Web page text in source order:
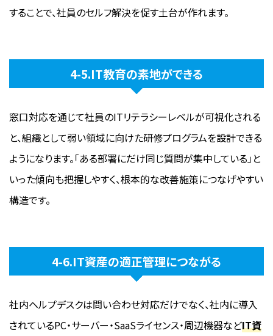
することで、社員のセルフ解決を促す土台が作れます。
4-5.IT教育の素地ができる
窓口対応を通じて社員のITリテラシーレベルが可視化される
と、組織として弱い領域に向けた研修プログラムを設計できる
ようになります。「ある部署にだけ同じ質問が集中している」と
いった傾向も把握しやすく、根本的な改善施策につなげやすい
構造です。
4-6.IT資産の適正管理につながる
社内ヘルプデスクは問い合わせ対応だけでなく、社内に導入
されているPC・サーバー・SaaSライセンス・周辺機器などIT資